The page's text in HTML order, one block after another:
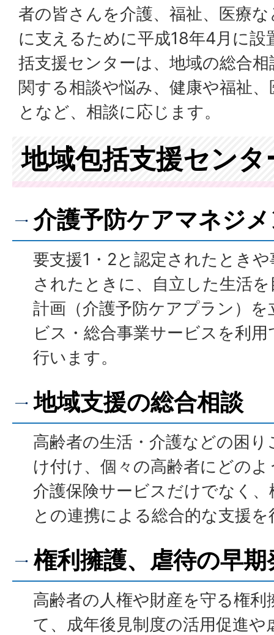
者の皆さんを介護、福祉、医療
に支えるために平成18年4月に設
括支援センターは、地域の総合
関する相談や悩み、健康や福祉
となど、相談に応じます。
地域包括支援センタ
介護予防ケアマネジ
要支援1・2と認定されたとき
されたときに、自立した生活
計画（介護予防ケアプラン）
ビス・総合事業サービスを利
行います。
地域支援の総合相談
高齢者の生活・介護などの困
け付け、個々の高齢者にどの
介護保険サービスだけでなく
との連携による総合的な支援
権利擁護、虐待の早期
高齢者の人権や財産を守る権
て、成年後見制度の活用促進や